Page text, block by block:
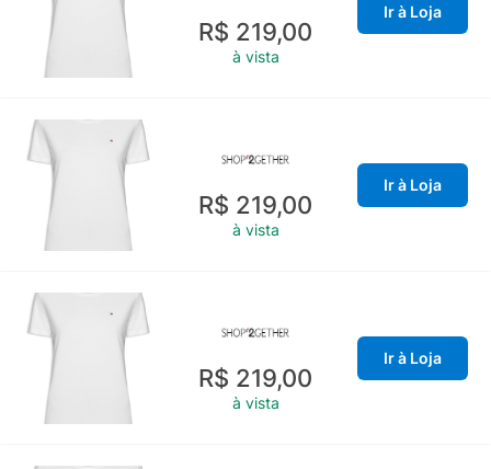
R$ 219,00
à vista
Ir à Loja
R$ 219,00
à vista
Ir à Loja
R$ 219,00
à vista
Ir à Loja